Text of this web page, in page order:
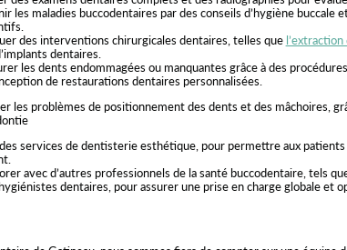
les maladies buccodentaires par des conseils d’hygiène buccale
des interventions chirurgicales dentaires, telles que
dentaires.
les dents endommagées ou manquantes grâce à des
de restaurations dentaires personnalisées.
les problèmes de positionnement des dents et des mâchoires,
services de dentisterie esthétique, pour permettre aux patients
avec d’autres professionnels de la santé buccodentaire, tels
dentaires, pour assurer une prise en charge globale et